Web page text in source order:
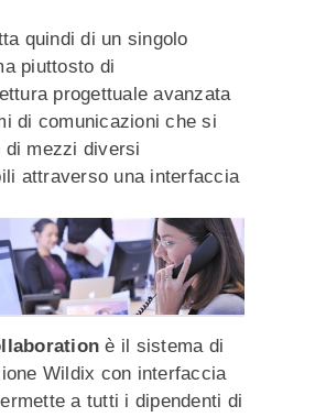
quindi di un singolo
piuttosto di
progettuale avanzata
di comunicazioni che si
di mezzi diversi
attraverso una interfaccia
è il sistema di
Wildix con interfaccia
a tutti i dipendenti di